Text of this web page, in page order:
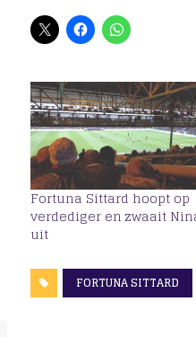
Fortuna Sittard hoopt op
verdediger en zwaait
uit
FORTUNA SITTARD